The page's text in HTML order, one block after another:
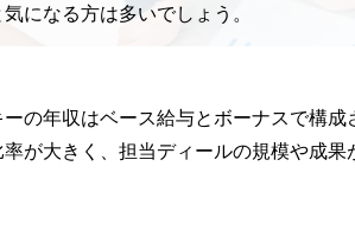
になる方は多いでしょう。
の年収はベース給与とボーナスで構成
が大きく、担当ディールの規模や成果